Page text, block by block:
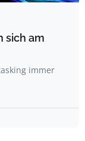
sich am
immer